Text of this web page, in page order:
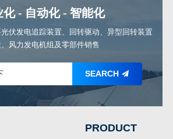
化 - 自动化 - 智能化
伏发电追踪装置、回转驱动、异型回转装置
风力发电机组及零部件销售
SEARCH
PRODUCT